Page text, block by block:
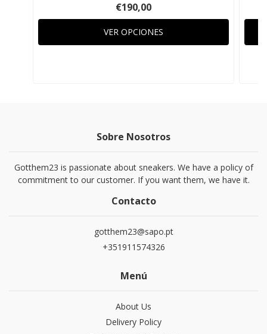
€190,00
VER OPCIONES
Sobre Nosotros
Gotthem23 is passionate about sneakers. We have a policy of
commitment to our customer. If you want them, we have it.
Contacto
gotthem23@sapo.pt
+351911574326
Menú
About Us
Delivery Policy